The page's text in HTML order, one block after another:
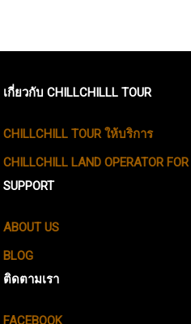
เกี่ยวกับ CHILLCHILLL TOUR
CHILLCHILL TOUR ให้บริการ
CHILLCHILL LAND OPERATOR FOR
SUPPORT
ABOUT US
BLOG
ติดตามเรา
FACEBOOK